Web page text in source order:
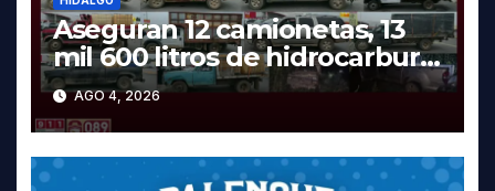
Aseguran 12 camionetas, 13
mil 600 litros de hidrocarburo
y dos vehículos robados en
Tula
AGO 4, 2026